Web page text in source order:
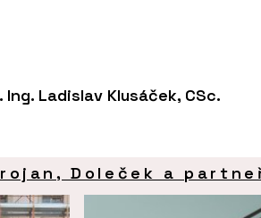
Ing. Ladislav Klusáček, CSc.
Doleček a